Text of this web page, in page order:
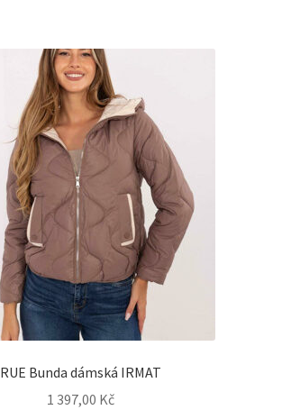
RUE Bunda dámská IRMAT
1 397,00 Kč